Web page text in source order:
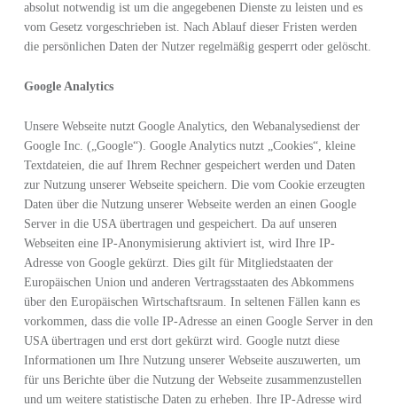
absolut notwendig ist um die angegebenen Dienste zu leisten und es
vom Gesetz vorgeschrieben ist. Nach Ablauf dieser Fristen werden
die persönlichen Daten der Nutzer regelmäßig gesperrt oder gelöscht.
Google Analytics
Unsere Webseite nutzt Google Analytics, den Webanalysedienst der
Google Inc. („Google“). Google Analytics nutzt „Cookies“, kleine
Textdateien, die auf Ihrem Rechner gespeichert werden und Daten
zur Nutzung unserer Webseite speichern. Die vom Cookie erzeugten
Daten über die Nutzung unserer Webseite werden an einen Google
Server in die USA übertragen und gespeichert. Da auf unseren
Webseiten eine IP-Anonymisierung aktiviert ist, wird Ihre IP-
Adresse von Google gekürzt. Dies gilt für Mitgliedstaaten der
Europäischen Union und anderen Vertragsstaaten des Abkommens
über den Europäischen Wirtschaftsraum. In seltenen Fällen kann es
vorkommen, dass die volle IP-Adresse an einen Google Server in den
USA übertragen und erst dort gekürzt wird. Google nutzt diese
Informationen um Ihre Nutzung unserer Webseite auszuwerten, um
für uns Berichte über die Nutzung der Webseite zusammenzustellen
und um weitere statistische Daten zu erheben. Ihre IP-Adresse wird